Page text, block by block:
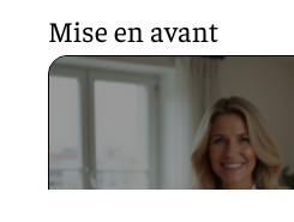
Mise en avant
Vendre un